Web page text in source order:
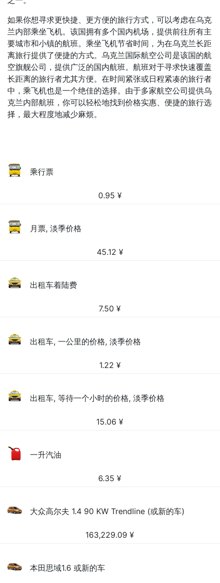
如果你想寻求更快捷、更方便的旅行方式，可以考虑在乌克
兰内部乘坐飞机。该国拥有多个国内机场，提供前往所有主
要城市和小镇的航班。乘坐飞机节省时间，为在乌克兰长距
离旅行提供了便捷的方式。乌克兰国际航空公司是该国的航
空旗舰公司，提供广泛的国内航班。航班对于寻求快速覆盖
长距离的旅行者尤其方便。在时间紧张或日程紧凑的旅行者
中，乘飞机也是一个绝佳的选择。由于多家航空公司提供乌
克兰内部航班，你可以轻松地找到价格实惠、便捷的旅行选
择，最大程度地减少麻烦。
乘行票
0.95 ¥
月票, 淡季价格
45.12 ¥
出租车着陆费
7.50 ¥
出租车, 一公里的价格, 淡季价格
1.22 ¥
出租车, 等待一个小时的价格, 淡季价格
15.06 ¥
一升汽油
6.35 ¥
大众高尔夫 1.4 90 KW Trendline (或新的车)
163,229.09 ¥
本田思域1.6 或新的车